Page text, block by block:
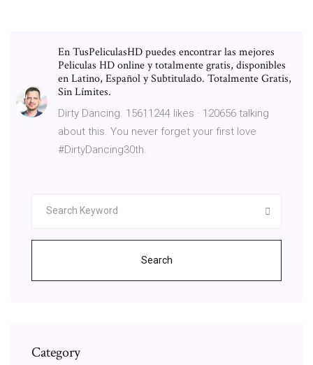
En TusPeliculasHD puedes encontrar las mejores
Peliculas HD online y totalmente gratis, disponibles
en Latino, Español y Subtitulado. Totalmente Gratis,
Sin Límites.
Dirty Dancing. 15611244 likes · 120656 talking
about this. You never forget your first love
#DirtyDancing30th.
Search
Category